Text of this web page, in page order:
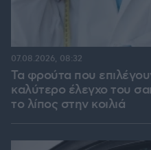
Τα φρούτα που
καλύτερο έλεγχο του
το λίπος στην κοιλιά
07.08.2026, 08:32